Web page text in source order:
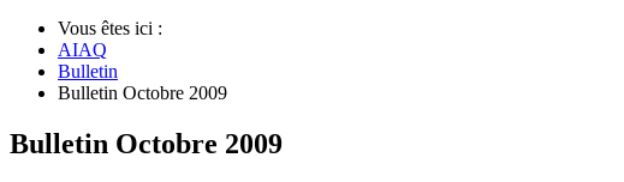
Vous êtes ici :
AIAQ
Bulletin
Bulletin Octobre 2009
Bulletin Octobre 2009